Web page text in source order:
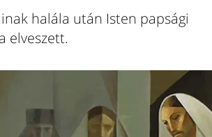
halála után Isten papsági
elveszett.